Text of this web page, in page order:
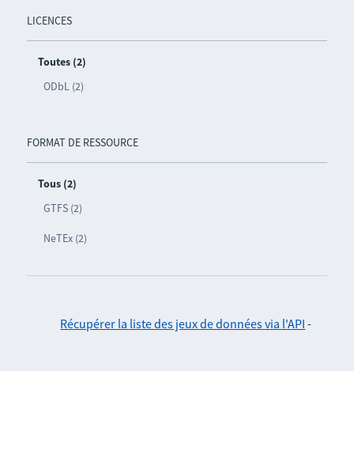
LICENCES
Toutes (2)
ODbL (2)
FORMAT DE RESSOURCE
Tous (2)
GTFS (2)
NeTEx (2)
Récupérer la liste des jeux de données via l'API -